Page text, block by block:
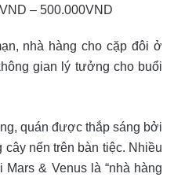
– 500.000VND
nhà hàng cho cặp đôi ở
gian lý tưởng cho buổi
quán được thắp sáng bởi
nến trên bàn tiệc. Nhiều
& Venus là “nhà hàng